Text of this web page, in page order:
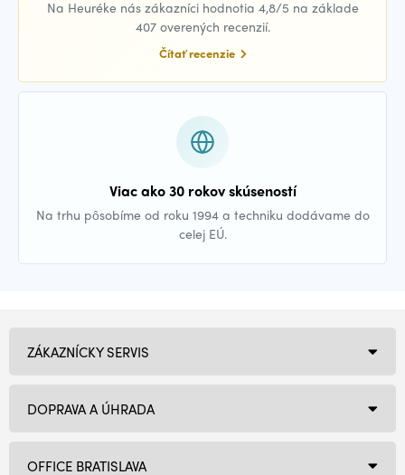
Na Heuréke nás zákazníci hodnotia 4,8/5 na základe
407 overených recenzií.
Čítať recenzie
Viac ako 30 rokov skúseností
Na trhu pôsobíme od roku 1994 a techniku dodávame do
celej EÚ.
OFFICE BRATISLAVA
ZÁKAZNÍCKY SERVIS
DOPRAVA A ÚHRADA